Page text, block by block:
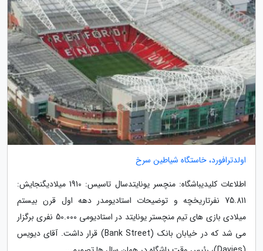
اولدترافورد، خاستگاه شیاطین سرخ
اطلاعات کلیدیباشگاه: منچسر یونایتدسال تاسیس: 1910 میلادیگنجایش:
75.811 نفرتاریخچه و توضیحات استادیومدر دهه اول قرن بیستم
میلادی بازی های تیم منچستر یونایتد در استادیومی 50.000 نفری برگزار
می شد که در خیابان بانک (Bank Street) قرار داشت. آقای دیویس